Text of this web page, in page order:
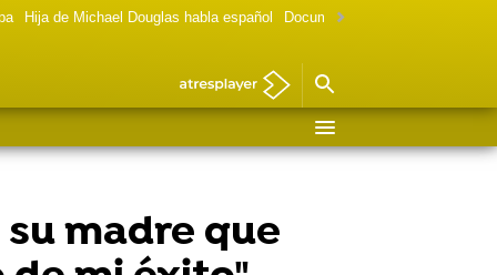
Hija de Michael Douglas habla español Documental Las chicas Gilmore
madre que